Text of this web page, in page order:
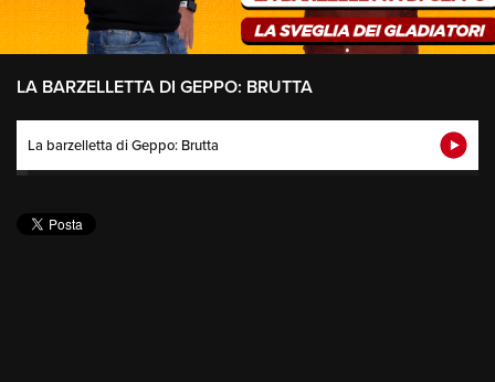
LA BARZELLETTA DI GEPPO: BRUTTA
La barzelletta di Geppo: Brutta